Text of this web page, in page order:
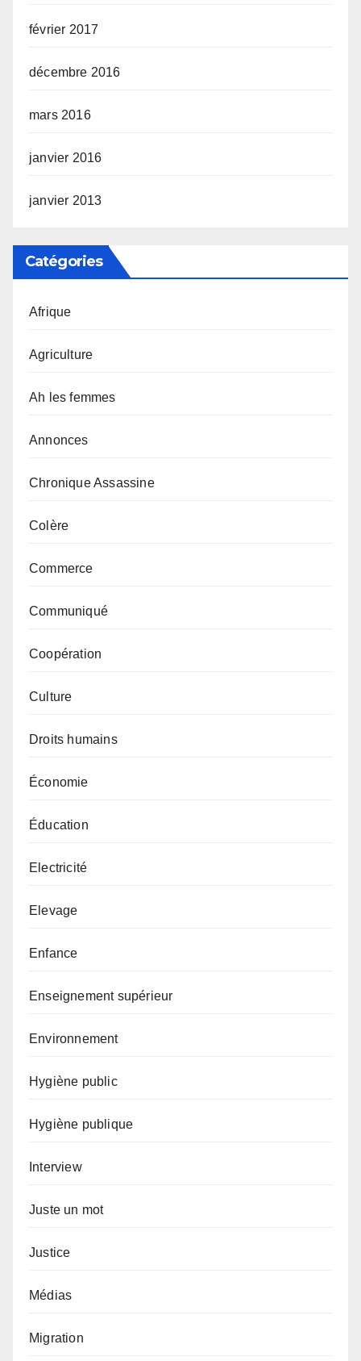
février 2017
décembre 2016
mars 2016
janvier 2016
janvier 2013
Catégories
Afrique
Agriculture
Ah les femmes
Annonces
Chronique Assassine
Colère
Commerce
Communiqué
Coopération
Culture
Droits humains
Économie
Éducation
Electricité
Elevage
Enfance
Enseignement supérieur
Environnement
Hygiène public
Hygiène publique
Interview
Juste un mot
Justice
Médias
Migration